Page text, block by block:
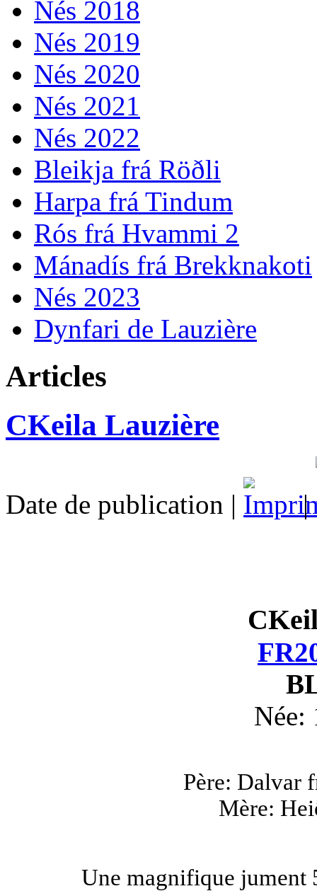
Nés 2018
Nés 2019
Nés 2020
Nés 2021
Nés 2022
Bleikja frá Röðli
Harpa frá Tindum
Rós frá Hvammi 2
Mánadís frá Brekknakoti
Nés 2023
Dynfari de Lauzière
Articles
CKeila Lauzière
Date de publication | |
Née:
Père: Dalvar
Mère:
Une magnifique jument